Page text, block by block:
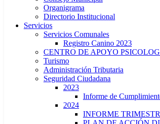
Organigrama
Directorio Institucional
Servicios
Servicios Comunales
Registro Canino 2023
CENTRO DE APOYO
Turismo
Administración Tributaria
Seguridad Ciudadana
2023
Informe de
2024
INFORME